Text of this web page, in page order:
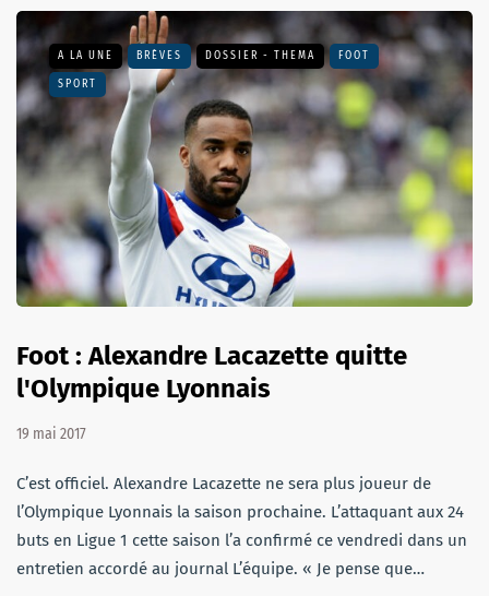
A LA UNE BRÈVES DOSSIER - THEMA FOOT
SPORT
Foot : Alexandre Lacazette quitte
l'Olympique Lyonnais
19 mai 2017
C’est officiel. Alexandre Lacazette ne sera plus joueur de
l’Olympique Lyonnais la saison prochaine. L’attaquant aux 24
buts en Ligue 1 cette saison l’a confirmé ce vendredi dans un
entretien accordé au journal L’équipe. « Je pense que…